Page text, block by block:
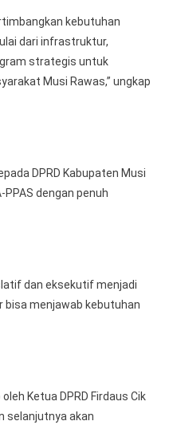
kebutuhan
dari infrastruktur,
strategis untuk
Musi Rawas,” ungkap
DPRD Kabupaten Musi
dengan penuh
dan eksekutif menjadi
bisa menjawab kebutuhan
Ketua DPRD Firdaus Cik
selanjutnya akan